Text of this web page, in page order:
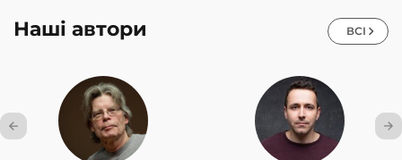
Наші автори ВСІ